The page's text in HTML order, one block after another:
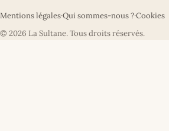
Mentions légales·Qui sommes-nous ?·Cookies
© 2026 La Sultane. Tous droits réservés.